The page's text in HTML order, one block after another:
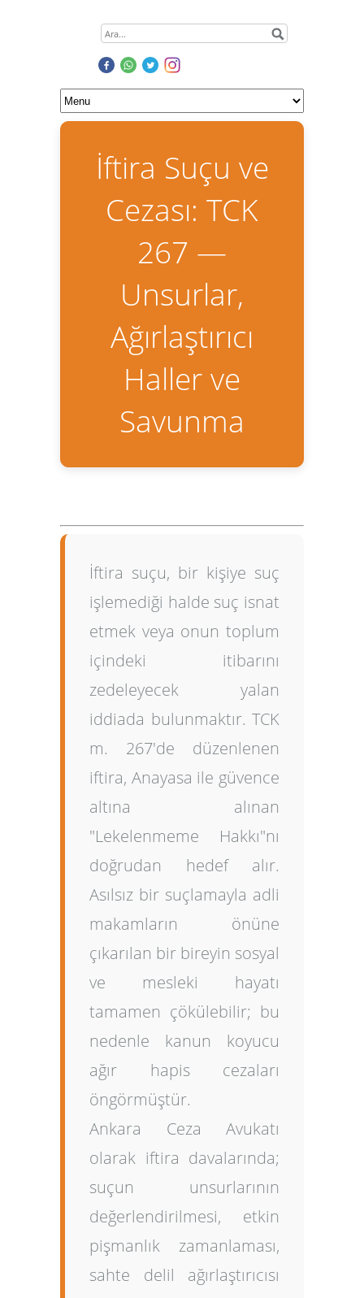
İftira Suçu ve
Cezası: TCK
267 —
Unsurlar,
Ağırlaştırıcı
Haller ve
Savunma
İftira suçu, bir kişiye suç
işlemediği halde suç isnat
etmek veya onun toplum
içindeki itibarını
zedeleyecek yalan
iddiada bulunmaktır. TCK
m. 267'de düzenlenen
iftira, Anayasa ile güvence
altına alınan
"Lekelenmeme Hakkı"nı
doğrudan hedef alır.
Asılsız bir suçlamayla adli
makamların önüne
çıkarılan bir bireyin sosyal
ve mesleki hayatı
tamamen çökülebilir; bu
nedenle kanun koyucu
ağır hapis cezaları
öngörmüştür.
Ankara Ceza Avukatı
olarak iftira davalarında;
suçun unsurlarının
değerlendirilmesi, etkin
pişmanlık zamanlaması,
sahte delil ağırlaştırıcısı